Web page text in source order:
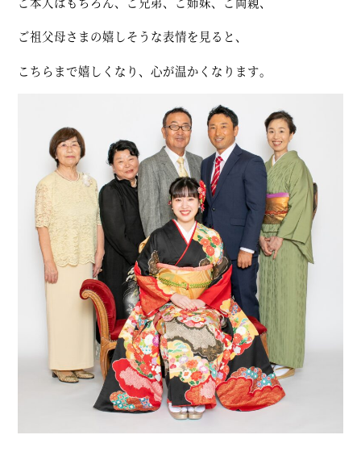
ご祖父母さまの嬉しそうな表情を見ると、
こちらまで嬉しくなり、心が温かくなります。